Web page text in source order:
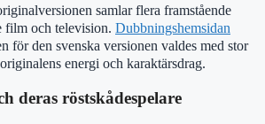
samlar flera framstående
film och television. Dubbningshemsidan
för den svenska versionen valdes med stor
energi och karaktärsdrag.
deras röstskådespelare